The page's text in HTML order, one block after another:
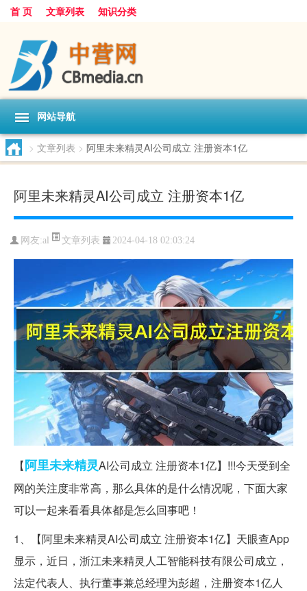
首 页 文章列表 知识分类
网站导航
> 文章列表 > 阿里未来精灵AI公司成立 注册资本1亿
阿里未来精灵AI公司成立 注册资本1亿
网友:al 文章列表 2024-04-18 02:03:24
【阿里未来精灵AI公司成立 注册资本1亿】!!!今天受到全
网的关注度非常高，那么具体的是什么情况呢，下面大家
可以一起来看看具体都是怎么回事吧！
1、【阿里未来精灵AI公司成立 注册资本1亿】天眼查App
显示，近日，浙江未来精灵人工智能科技有限公司成立，
法定代表人、执行董事兼总经理为彭超，注册资本1亿人